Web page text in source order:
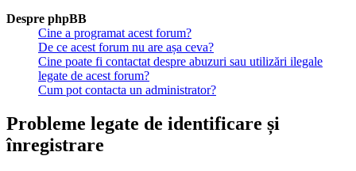
Despre phpBB
Cine a programat acest forum?
De ce acest forum nu are așa ceva?
Cine poate fi contactat despre abuzuri sau utilizări ilegale
legate de acest forum?
Cum pot contacta un administrator?
Probleme legate de identificare și
înregistrare